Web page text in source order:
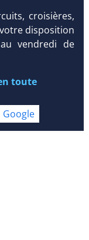
DEMANDE
DEVIS /
croisières,
disposition
vendredi de
toute
Google